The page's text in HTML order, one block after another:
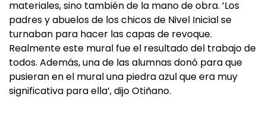
materiales, sino también de la mano de obra. ’Los
padres y abuelos de los chicos de Nivel Inicial se
turnaban para hacer las capas de revoque.
Realmente este mural fue el resultado del trabajo de
todos. Además, una de las alumnas donó para que
pusieran en el mural una piedra azul que era muy
significativa para ella’, dijo Otiñano.